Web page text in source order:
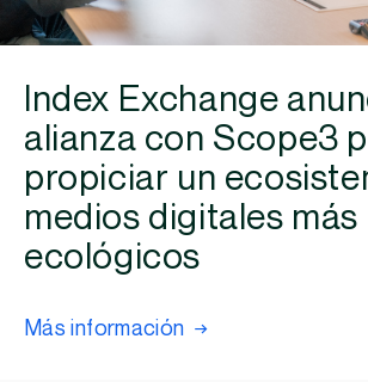
Index Exchange
alianza con Scope3
propiciar un
medios digitales más
ecológicos
Más información